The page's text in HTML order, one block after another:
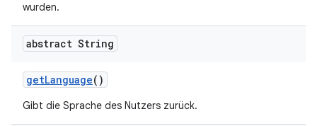
wurden.
abstract String
getLanguage()
Gibt die Sprache des Nutzers zurück.